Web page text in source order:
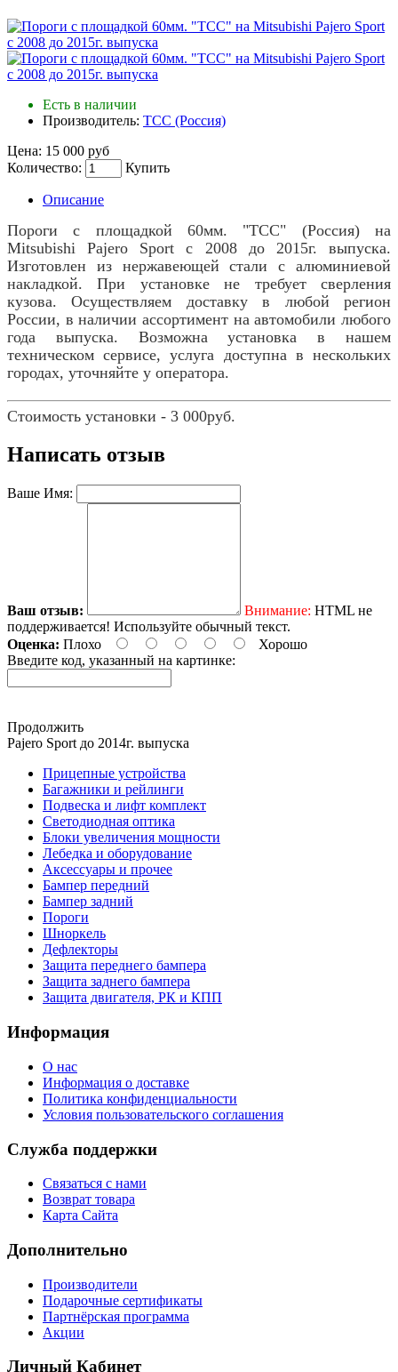
Есть в наличии
Производитель: ТСС (Россия)
Цена: 15 000 руб
Количество:
Купить
Описание
Пороги с площадкой 60мм. "TCC" (Россия) на
Mitsubishi Pajero Sport с 2008 до 2015г. выпуска.
Изготовлен из нержавеющей стали с алюминиевой
накладкой. При установке не требует сверления
кузова. Осуществляем доставку в любой регион
России, в наличии ассортимент на автомобили любого
года выпуска. Возможна установка в нашем
техническом сервисе, услуга доступна в нескольких
городах, уточняйте у оператора.
Стоимость установки - 3 000руб.
Написать отзыв
Ваше Имя:
Ваш отзыв: Внимание: HTML не
поддерживается! Используйте обычный текст.
Оценка: Плохо
Хорошо
Введите код, указанный на картинке:
Продолжить
Pajero Sport до 2014г. выпуска
Прицепные устройства
Багажники и рейлинги
Подвеска и лифт комплект
Светодиодная оптика
Блоки увеличения мощности
Лебедка и оборудование
Аксессуары и прочее
Бампер передний
Бампер задний
Пороги
Шноркель
Дефлекторы
Защита переднего бампера
Защита заднего бампера
Защита двигателя, РК и КПП
Информация
О нас
Информация о доставке
Политика конфиденциальности
Условия пользовательского соглашения
Служба поддержки
Связаться с нами
Возврат товара
Карта Сайта
Дополнительно
Производители
Подарочные сертификаты
Партнёрская программа
Акции
Личный Кабинет